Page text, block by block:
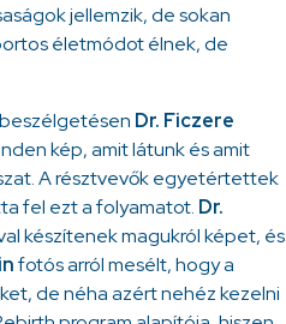
jellemzik, de sokan
életmódot élnek, de
Dr. Ficzere
kép, amit látunk és amit
A résztvevők egyetértettek
fel ezt a folyamatot. Dr.
készítenek magukról képet, és
fotós arról mesélt, hogy a
de néha azért nehéz kezelni